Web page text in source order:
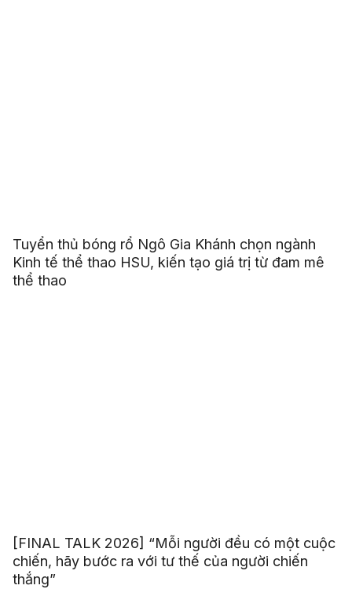
Tuyển thủ bóng rổ Ngô Gia Khánh chọn ngành
Kinh tế thể thao HSU, kiến tạo giá trị từ đam mê
thể thao
[FINAL TALK 2026] “Mỗi người đều có một cuộc
chiến, hãy bước ra với tư thế của người chiến
thắng”